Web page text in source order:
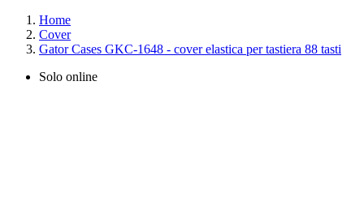
Home
Cover
Gator Cases GKC-1648 - cover elastica per tastiera 88 tasti
Solo online